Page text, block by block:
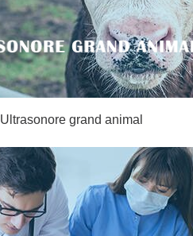
Ultrasonore grand animal